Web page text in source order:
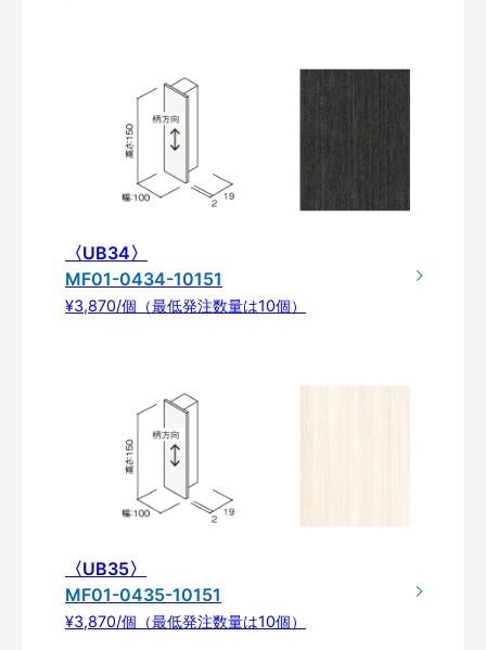
〈UB34〉
MF01-0434-10151
¥3,870/個（最低発注数量は10個）
〈UB35〉
MF01-0435-10151
¥3,870/個（最低発注数量は10個）